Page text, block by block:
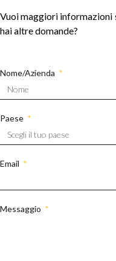
Vuoi maggiori informazioni
hai altre domande?
Nome/Azienda
Paese
Email
Messaggio